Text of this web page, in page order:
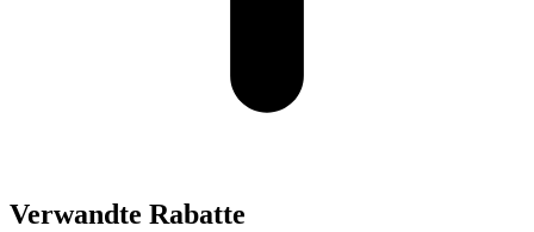
Verwandte Rabatte